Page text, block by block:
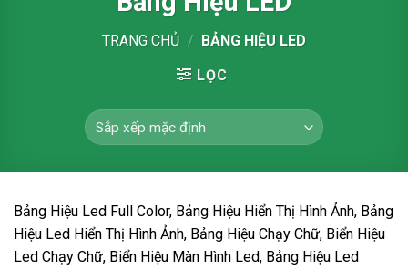
TRANG CHỦ /
BẢNG HIỆU LED
LỌC
Bảng Hiệu Led Full Color, Bảng Hiệu Hiển Thị Hình Ảnh, Bảng
Hiệu Led Hiển Thị Hình Ảnh, Bảng Hiệu Chạy Chữ, Biển Hiệu
Led Chạy Chữ, Biển Hiệu Màn Hình Led, Bảng Hiệu Led